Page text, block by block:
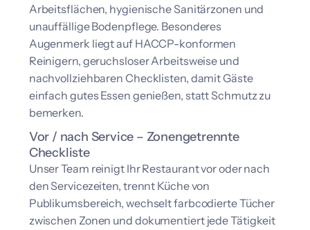
Arbeitsflächen, hygienische Sanitärzonen und
unauffällige Bodenpflege. Besonderes
Augenmerk liegt auf HACCP-konformen
Reinigern, geruchsloser Arbeitsweise und
nachvollziehbaren Checklisten, damit Gäste
einfach gutes Essen genießen, statt Schmutz zu
bemerken.
Vor / nach Service – Zonengetrennte
Checkliste
Unser Team reinigt Ihr Restaurant vor oder nach
den Servicezeiten, trennt Küche von
Publikumsbereich, wechselt farbcodierte Tücher
zwischen Zonen und dokumentiert jede Tätigkeit